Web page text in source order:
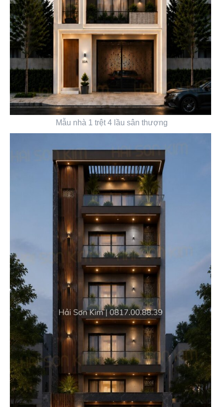
Mẫu nhà 1 trệt 4 lầu sân thượng